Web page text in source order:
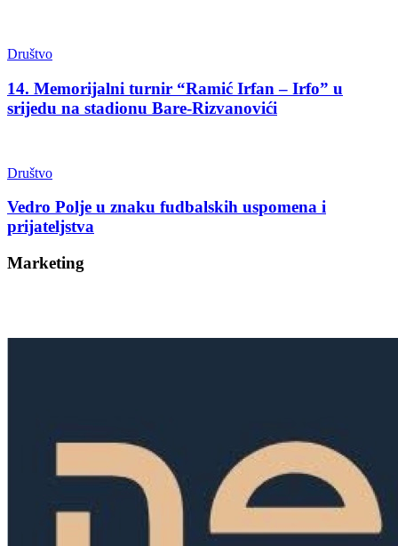
Društvo
14. Memorijalni turnir “Ramić Irfan – Irfo” u
srijedu na stadionu Bare-Rizvanovići
Društvo
Vedro Polje u znaku fudbalskih uspomena i
prijateljstva
Marketing